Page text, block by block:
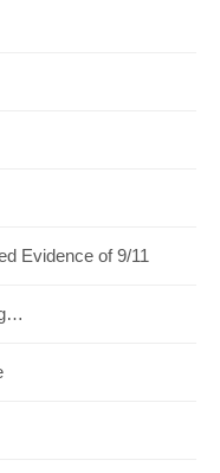
Evidence of 9/11